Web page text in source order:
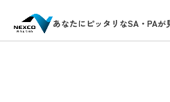
あなたにピッタリなSA・PAが